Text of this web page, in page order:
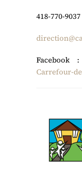
418-770-9037
Facebook :
Carrefour-